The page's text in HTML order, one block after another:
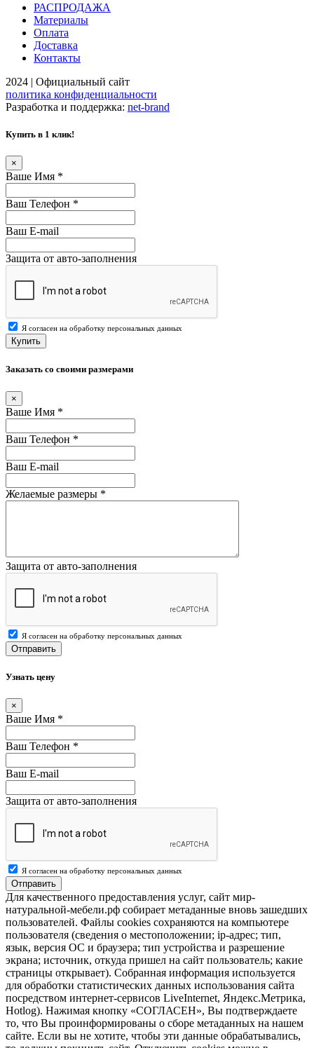
РАСПРОДАЖА
Материалы
Оплата
Доставка
Контакты
2024 | Официальный сайт
политика конфиденциальности
Разработка и поддержка: net-brand
Купить в 1 клик!
×
Ваше Имя *
Ваш Телефон *
Ваш E-mail
Защита от авто-заполнения
Я согласен на обработку персональных данных
Купить
Заказать со своими размерами
×
Ваше Имя *
Ваш Телефон *
Ваш E-mail
Желаемые размеры *
Защита от авто-заполнения
Я согласен на обработку персональных данных
Отправить
Узнать цену
×
Ваше Имя *
Ваш Телефон *
Ваш E-mail
Защита от авто-заполнения
Я согласен на обработку персональных данных
Отправить
Для качественного предоставления услуг, сайт мир-
натуральной-мебели.рф собирает метаданные вновь зашедших
пользователей. Файлы cookies сохраняются на компьютере
пользователя (сведения о местоположении; ip-адрес; тип,
язык, версия ОС и браузера; тип устройства и разрешение
экрана; источник, откуда пришел на сайт пользователь; какие
страницы открывает). Собранная информация используется
для обработки статистических данных использования сайта
посредством интернет-сервисов LiveInternet, Яндекс.Метрика,
Hotlog). Нажимая кнопку «СОГЛАСЕН», Вы подтверждаете
то, что Вы проинформированы о сборе метаданных на нашем
сайте. Если вы не хотите, чтобы эти данные обрабатывались,